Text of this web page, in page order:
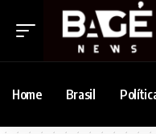
Home Brasil